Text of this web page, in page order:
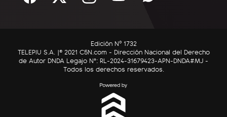
C5N Autos
RatingCero
Edición Nº 1732
TELEPIU S.A. |© 2021 C5N.com - Dirección Nacional del Derecho
de Autor DNDA Legajo N°: RL-2024-31679423-APN-DNDA#MJ -
Todos los derechos reservados.